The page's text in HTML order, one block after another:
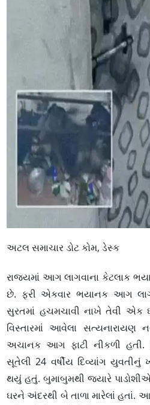
અટલ સમાચાર ડોટ કોમ, ડેસ્ક
રાજ્યમાં આગ લાગવાના કેટલાક
છે. ફરી એકવાર ભયાનક આગ
સુરતમાં હચમચાવી નાખે તેવી એક
વિસ્તારમાં આવેલા સત્યનારાયણ
અચાનક આગ ફાટી નીકળી
સૂતેલી 24 વર્ષીય દિવ્યાંગ
થયું હતું. બુમાબુમથી જ્યારે
ઘરને અંદરથી બે તાળા મારેલાં